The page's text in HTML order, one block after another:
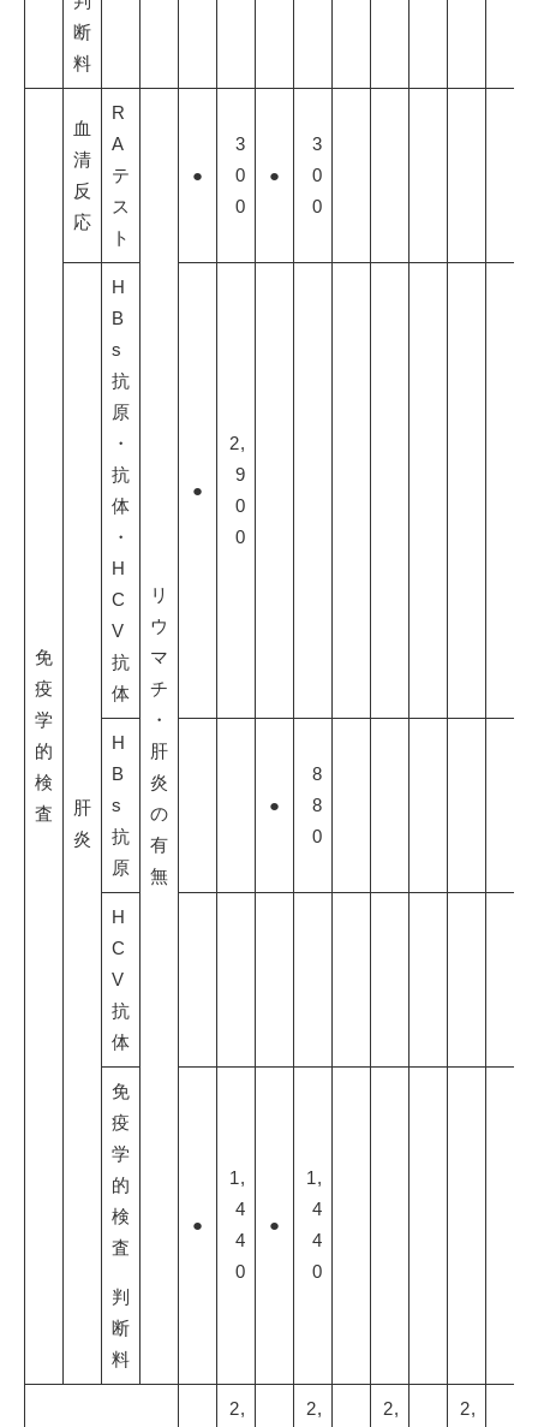
断
料
免
疫
学
的
検
査
血
清
反
応
R
A
テ
ス
ト
リ
ウ
マ
チ
・
肝
炎
の
有
無
●
3
0
0
●
3
0
0
肝
炎
H
B
s
抗
原
・
抗
体
・
H
C
V
抗
体
●
2,
9
0
0
H
B
s
抗
原
●
8
8
0
H
C
V
抗
体
免
疫
学
的
検
査
判
断
料
●
1,
4
4
0
●
1,
4
4
0
2,
2,
2,
2,